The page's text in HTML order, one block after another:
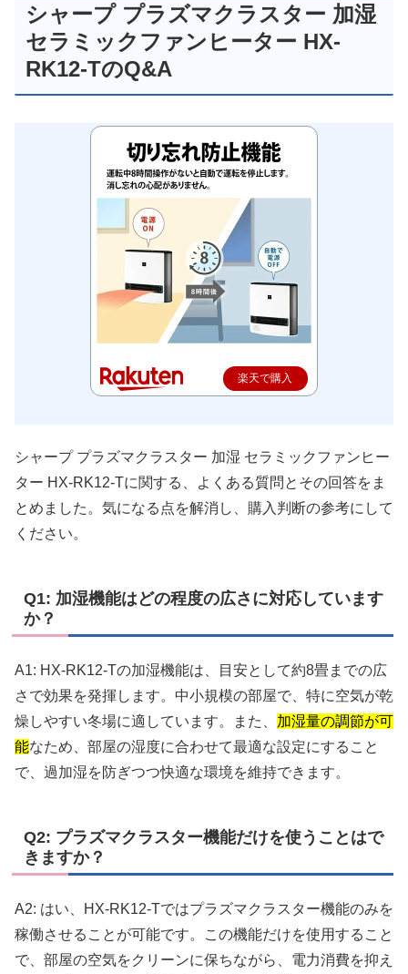
シャープ プラズマクラスター 加湿
セラミックファンヒーター HX-
RK12-TのQ&A
楽天で購入
シャープ プラズマクラスター 加湿 セラミックファンヒー
ター HX-RK12-Tに関する、よくある質問とその回答をま
とめました。気になる点を解消し、購入判断の参考にして
ください。
Q1: 加湿機能はどの程度の広さに対応しています
か？
A1: HX-RK12-Tの加湿機能は、目安として約8畳までの広
さで効果を発揮します。中小規模の部屋で、特に空気が乾
燥しやすい冬場に適しています。また、 加湿量の調節が可
能なため、部屋の湿度に合わせて最適な設定にすること
で、過加湿を防ぎつつ快適な環境を維持できます。
Q2: プラズマクラスター機能だけを使うことはで
きますか？
A2: はい、HX-RK12-Tではプラズマクラスター機能のみを
稼働させることが可能です。この機能だけを使用すること
で、部屋の空気をクリーンに保ちながら、電力消費を抑え